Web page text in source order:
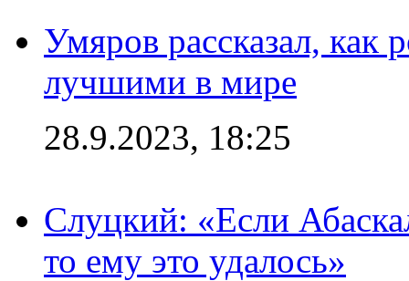
Умяров рассказал, как
лучшими в мире
28.9.2023, 18:25
Слуцкий: «Если
то ему это удалось»